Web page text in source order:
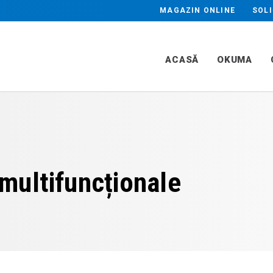
MAGAZIN ONLINE
ACASĂ OKUMA
Industrii